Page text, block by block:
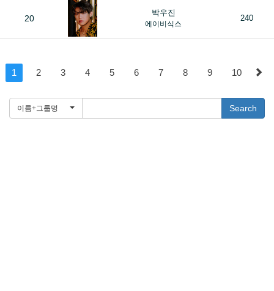
20
박우진
에이비식스
240
1 2 3 4 5 6 7 8 9 10
이름+그룹명 Search